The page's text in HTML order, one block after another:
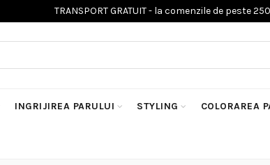
INGRIJIREA PARULUI STYLING COLORAREA